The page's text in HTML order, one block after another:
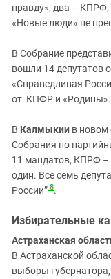
правду», два –
«Новые люди» не
В Собрание
вошли 14 депутатов
«Справедливая
от КПФР и «Родины».
В Калмыкии в новом
Собрания по
11 мандатов, КПРФ
один. Все семь
России” 8.
Избирательные
Астраханская
В Астраханской
выборы